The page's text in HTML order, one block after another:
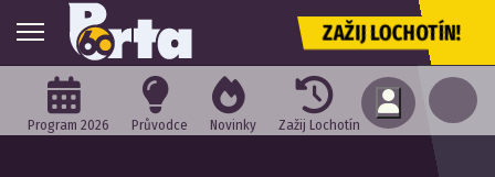
ZAŽIJ LOCHOTÍN!
Program 2026 Průvodce Novinky Zažij Lochotín